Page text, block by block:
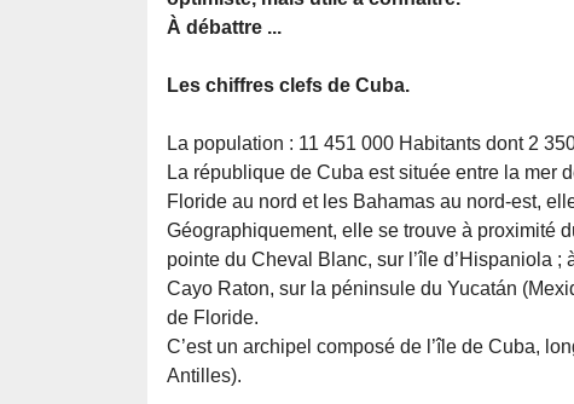
À débattre ...
Les chiffres clefs de Cuba.
La population : 11 451 000 Habitants dont 2
La république de Cuba est située entre la mer
Floride au nord et les Bahamas au nord-est,
Géographiquement, elle se trouve à proximité
pointe du Cheval Blanc, sur l’île d’Hispaniola
Cayo Raton, sur la péninsule du Yucatán
de Floride.
C’est un archipel composé de l’île de Cuba,
Antilles).